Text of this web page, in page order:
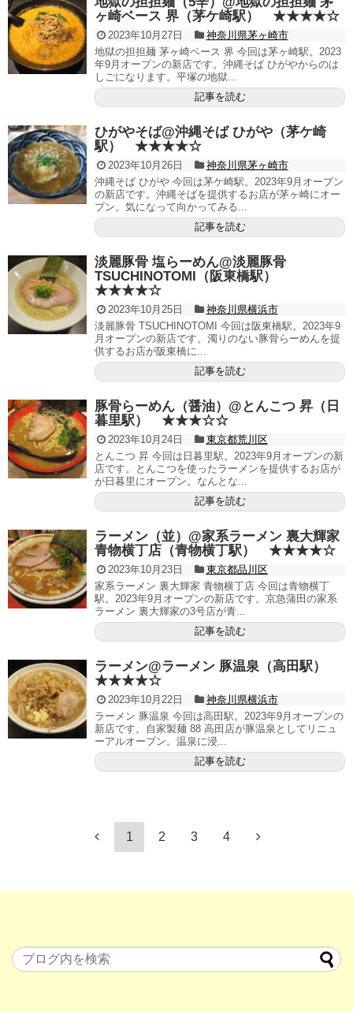
ヶ崎ベース 界（茅ケ崎駅） ★★★★☆
2023年10月27日
神奈川県茅ヶ崎市
地獄の担担麺 茅ヶ崎ベース 界 今回は茅ヶ崎駅。2023
年9月オープンの新店です。沖縄そば ひがやからのは
しごになります。平塚の地獄...
記事を読む
ひがやそば@沖縄そば ひがや（茅ケ崎
駅） ★★★★☆
2023年10月26日
神奈川県茅ヶ崎市
沖縄そば ひがや 今回は茅ケ崎駅。2023年9月オープン
の新店です。沖縄そばを提供するお店が茅ヶ崎にオー
プン。気になって向かってみる...
記事を読む
淡麗豚骨 塩らーめん@淡麗豚骨
TSUCHINOTOMI（阪東橋駅）
★★★★☆
2023年10月25日
神奈川県横浜市
淡麗豚骨 TSUCHINOTOMI 今回は阪東橋駅。2023年9
月オープンの新店です。濁りのない豚骨らーめんを提
供するお店が阪東橋に...
記事を読む
豚骨らーめん（醤油）@とんこつ 昇（日
暮里駅） ★★★☆☆
2023年10月24日
東京都荒川区
とんこつ 昇 今回は日暮里駅。2023年9月オープンの新
店です。とんこつを使ったラーメンを提供するお店が
が日暮里にオープン。なんとな...
記事を読む
ラーメン（並）@家系ラーメン 裏大輝家
青物横丁店（青物横丁駅） ★★★★☆
2023年10月23日
東京都品川区
家系ラーメン 裏大輝家 青物横丁店 今回は青物横丁
駅。2023年9月オープンの新店です。京急蒲田の家系
ラーメン 裏大輝家の3号店が青...
記事を読む
ラーメン@ラーメン 豚温泉（高田駅）
★★★★☆
2023年10月22日
神奈川県横浜市
ラーメン 豚温泉 今回は高田駅。2023年9月オープンの
新店です。自家製麺 88 高田店が豚温泉としてリニュ
ーアルオープン。温泉に浸...
記事を読む
1 2 3 4